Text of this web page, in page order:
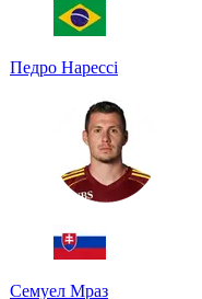
Педро Нарессі
Семуел Мраз